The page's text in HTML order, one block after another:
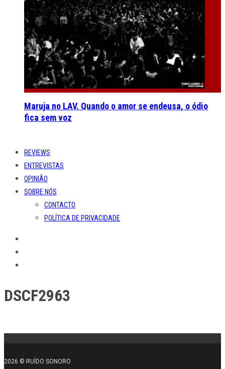
Maruja no LAV. Quando o amor se endeusa, o ódio
fica sem voz
REVIEWS
ENTREVISTAS
OPINIÃO
SOBRE NÓS
CONTACTO
POLÍTICA DE PRIVACIDADE
DSCF2963
2026 © RUÍDO SONORO